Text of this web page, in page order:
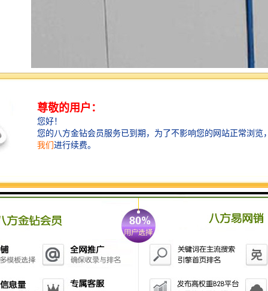
砖砌0.5*0.5的基础，用于增强围挡抗风稳定性；pvc围挡
设2.5米高，宽3米为一板。施工围挡做美化处理，喷涂
企业名称、安全、质量、文明施工用语及开发项目商业
广告，严禁张贴、涂写垃圾广告。
围挡施工完毕，板与板之间衔接平顺，直线要在一条直
线上；板与板不得留有缝隙，即在场外不能看见场内施